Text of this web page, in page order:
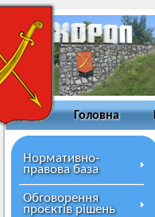
Головна
Нормативно-
правова база
Обговорення
проєктів рішень